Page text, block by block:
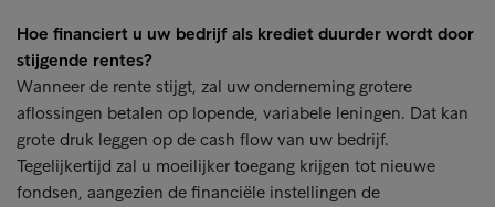
Hoe financiert u uw bedrijf als krediet duurder wordt door
stijgende rentes?
Wanneer de rente stijgt, zal uw onderneming grotere
aflossingen betalen op lopende, variabele leningen. Dat kan
grote druk leggen op de cash flow van uw bedrijf.
Tegelijkertijd zal u moeilijker toegang krijgen tot nieuwe
fondsen, aangezien de financiële instellingen de